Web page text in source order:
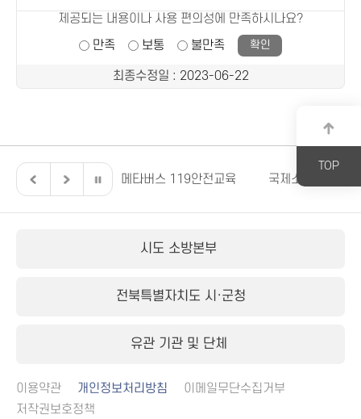
제공되는 내용이나 사용 편의성에 만족하시나요?
만족
보통 불만족
최종수정일 : 2023-06-22
TOP
전북특별자치도 메타버스 119안전교육 국제소방안전박
시도 소방본부
전북특별자치도 시·군청
유관 기관 및 단체
이용약관 개인정보처리방침
이메일무단수집거부
저작권보호정책